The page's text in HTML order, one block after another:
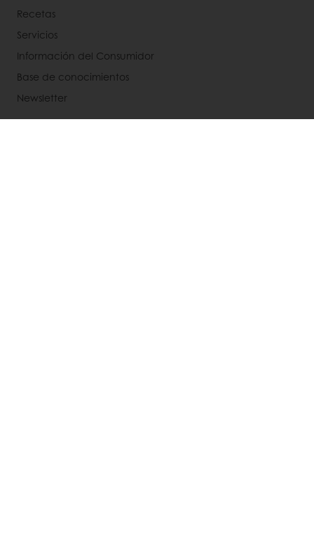
Recetas
Servicios
Información del Consumidor
Base de conocimientos
Newsletter